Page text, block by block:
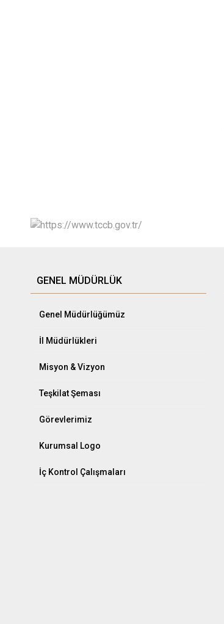
GENEL MÜDÜRLÜK
Genel Müdürlüğümüz
İl Müdürlükleri
Misyon & Vizyon
Teşkilat Şeması
Görevlerimiz
Kurumsal Logo
İç Kontrol Çalışmaları